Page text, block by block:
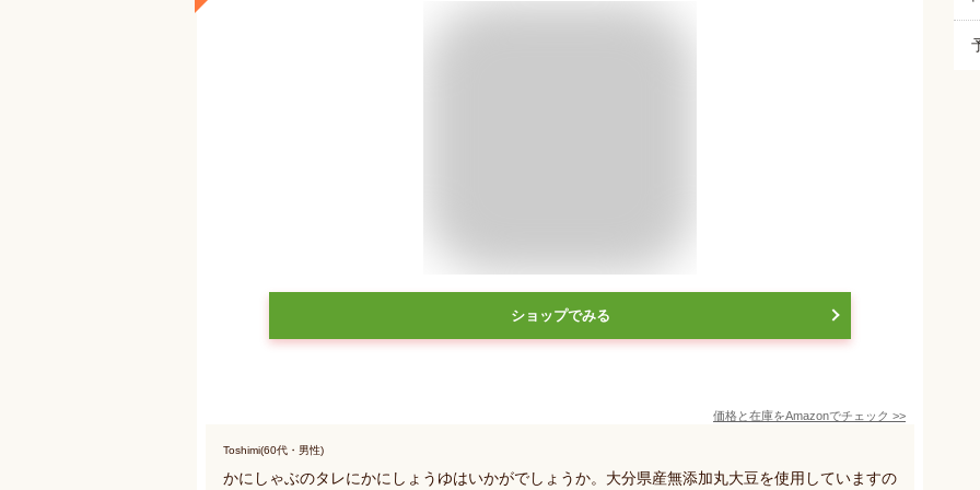
ショップでみる
価格と在庫をAmazonでチェック >>
Toshimi(60代・男性)
かにしゃぶのタレにかにしょうゆはいかがでしょうか。大分県産無添加丸大豆を使用していますの